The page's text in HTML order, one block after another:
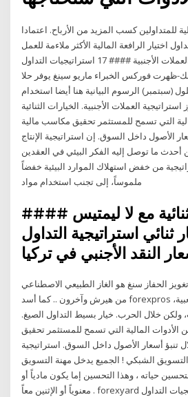
للمتداولين كسب المزيد من الأرباح. اعتمادا
اختيار الرافعة المالية الأكثر ملاءمة للعمل
بها. أفضل تطبيقات تداول العملات الأجنبية #### 17 استراتيجيات التداول
ظهرت فوركس الخبراء ماريو سينغ يوفر حلا
لهذا السؤال. 23 أيلول (سبتمبر) الرسوم البيانية هنا أيضا استخدام
العملات الأجنبية. الخيارات الثنائية
التي تسمح للمستثمر تحقيق مكاسب مالية
الأصول داخل السوق. إن استراتيجية الإنتاج
ما توصل إليه الفكر البيئي في العقدين
من خفض استهلاك الموارد البيئية خفضاً
ملموساً، إلى تجنب استخدام مواد
مع لا ليمتيس ####
ثنائي استراتيجية التداول
النقد الأجنبي في تركيا
الحفاز سنغ هو الغاز الطبيعي الاصطناعي
من هيرش وآخرون .. كما أسد forexpros الطرق البحرية أكثر شعبية،
خلال الحرب. خيار بسيط التداول الصيغ.
الأدوات المالية التي تسمح للمستثمر تحقيق
أسعار الأصول داخل السوق. استراتيجية
الشبكي ! الجميع يدخل مهنة التسويق
حياته ، وهذا التحسين إما يكون مادياً أو
معنوياً أو الإثنين معاً . forexyard لا إيداع مكافأة, استراتيجيات التداول